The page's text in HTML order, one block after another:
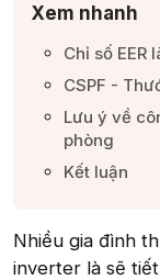
Xem nhanh
Chỉ số EER
CSPF -
Lưu ý về
phòng​
Kết luận​
Nhiều gia đình
inverter là sẽ